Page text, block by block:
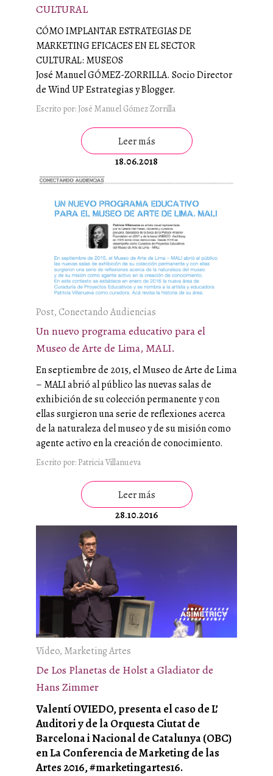
CULTURAL
CÓMO IMPLANTAR ESTRATEGIAS DE
MARKETING EFICACES EN EL SECTOR
CULTURAL: MUSEOS
José Manuel GÓMEZ-ZORRILLA. Socio Director
de Wind UP Estrategias y Blogger.
Escrito por: José Manuel Gómez Zorrilla
Leer más
18.06.2018
Post, Conectando Audiencias
Un nuevo programa educativo para el
Museo de Arte de Lima, MALI.
En septiembre de 2015, el Museo de Arte de Lima
– MALI abrió al público las nuevas salas de
exhibición de su colección permanente y con
ellas surgieron una serie de reflexiones acerca
de la naturaleza del museo y de su misión como
agente activo en la creación de conocimiento.
Escrito por: Patricia Villanueva
Leer más
28.10.2016
Vídeo, Marketing Artes
De Los Planetas de Holst a Gladiator de
Hans Zimmer
Valentí OVIEDO, presenta el caso de L’
Auditori y de la Orquesta Ciutat de
Barcelona i Nacional de Catalunya (OBC)
en La Conferencia de Marketing de las
Artes 2016, #marketingartes16.